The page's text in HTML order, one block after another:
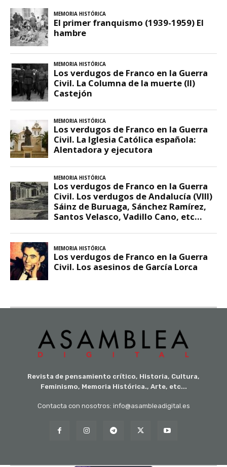
Revista de pensamiento crítico, Historia, Cultura,
Feminismo, Memoria Histórica., Arte, etc...
Contacta con nosotros: info@asambleadigital.es